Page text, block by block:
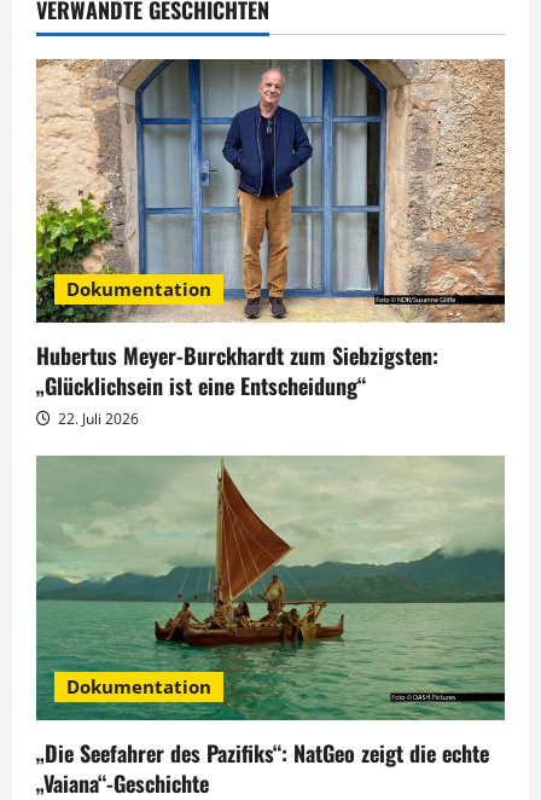
g
s
n
a
v
i
g
a
t
o
n
VERWANDTE GESCHICHTEN
Dokumentation
Hubertus Meyer-Burckhardt zum Siebzigsten:
„Glücklichsein ist eine Entscheidung“
22. Juli 2026
Dokumentation
„Die Seefahrer des Pazifiks“: NatGeo zeigt die echte
„Vaiana“-Geschichte